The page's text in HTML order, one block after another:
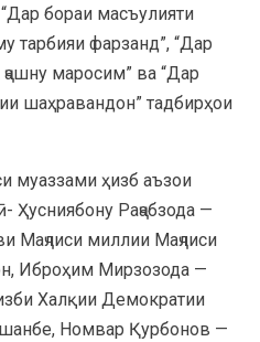
бораи масъулияти
тарбияи фарзанд”, “Дар
маросим” ва “Дар
шаҳравандон” тадбирҳои
муаззами ҳизб аъзои
Ҳусниябону Раҷабзода —
Маҷлиси миллии Маҷлиси
Иброҳим Мирзозода —
Халқии Демократии
Номвар Қурбонов —